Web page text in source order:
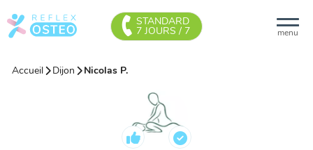
menu
STANDARD
7 JOURS / 7
Accueil Dijon Nicolas P.